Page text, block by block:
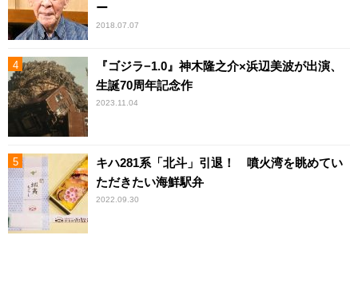
ー
2018.07.07
『ゴジラ−1.0』神木隆之介×浜辺美波が出演、
生誕70周年記念作
2023.11.04
キハ281系「北斗」引退！ 噴火湾を眺めてい
ただきたい海鮮駅弁
2022.09.30